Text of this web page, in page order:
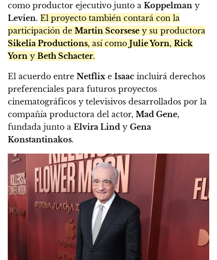
como productor ejecutivo junto a Koppelman y
Levien. El proyecto también contará con la
participación de Martin Scorsese y su productora
Sikelia Productions, así como Julie Yorn, Rick
Yorn y Beth Schacter.
El acuerdo entre Netflixe Isaac incluirá derechos
preferenciales para futuros proyectos
cinematográficos y televisivos desarrollados por la
compañía productora del actor, Mad Gene,
fundada junto a Elvira Lind y Gena
Konstantinakos.